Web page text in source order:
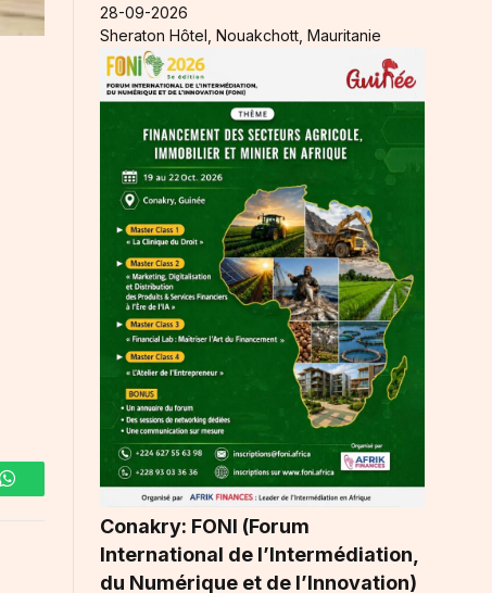
WhatsApp
28-09-2026
Sheraton Hôtel, Nouakchott, Mauritanie
Conakry: FONI (Forum
International de l’Intermédiation,
du Numérique et de l’Innovation)